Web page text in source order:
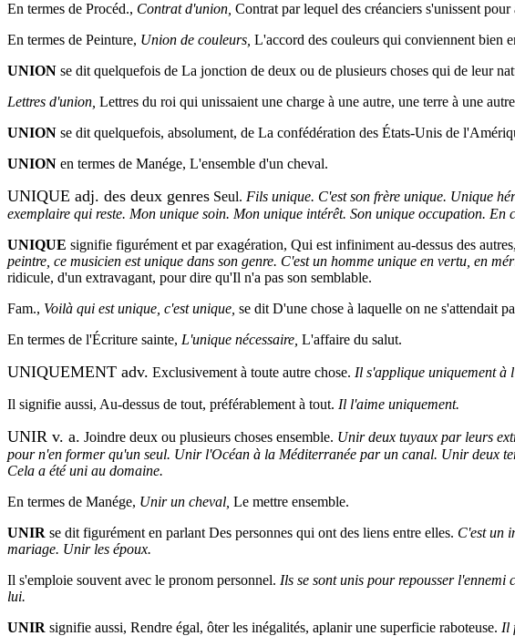
En termes de Procéd., Contrat d'union, Contrat par lequel des créanciers s'unissent
En termes de Peinture, Union de couleurs, L'accord des couleurs qui conviennent bien
UNION se dit quelquefois de La jonction de deux ou de plusieurs choses qui de leur
Lettres d'union, Lettres du roi qui unissaient une charge à une autre, une terre à une
UNION se dit quelquefois, absolument, de La confédération des États-Unis de
UNION en termes de Manége, L'ensemble d'un cheval.
UNIQUE adj. des deux genres Seul. Fils unique. C'est son frère unique. Unique
exemplaire qui reste. Mon unique soin. Mon unique intérêt. Son unique occupation. En
UNIQUE signifie figurément et par exagération, Qui est infiniment au-dessus des
peintre, ce musicien est unique dans son genre. C'est un homme unique en vertu, en
ridicule, d'un extravagant, pour dire qu'Il n'a pas son semblable.
Fam., Voilà qui est unique, c'est unique, se dit D'une chose à laquelle on ne s'attendait
En termes de l'Écriture sainte, L'unique nécessaire, L'affaire du salut.
UNIQUEMENT adv. Exclusivement à toute autre chose. Il s'applique uniquement à
Il signifie aussi, Au-dessus de tout, préférablement à tout. Il l'aime uniquement.
UNIR v. a. Joindre deux ou plusieurs choses ensemble. Unir deux tuyaux par leurs
pour n'en former qu'un seul. Unir l'Océan à la Méditerranée par un canal. Unir deux
Cela a été uni au domaine.
En termes de Manége, Unir un cheval, Le mettre ensemble.
UNIR se dit figurément en parlant Des personnes qui ont des liens entre elles. C'est un
mariage. Unir les époux.
Il s'emploie souvent avec le pronom personnel. Ils se sont unis pour repousser
lui.
UNIR signifie aussi, Rendre égal, ôter les inégalités, aplanir une superficie raboteuse. Il